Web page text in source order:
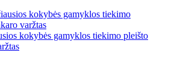
kokybės gamyklos tiekimo pleišto